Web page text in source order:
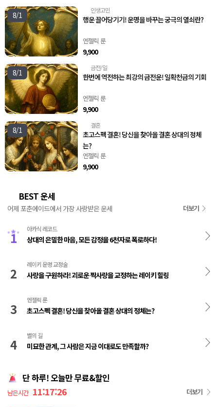
8/1
인생고민
행운 끌어당기기! 운명을 바꾸는 궁극의 열쇠란?
엔젤릭 룬
9,900
8/1
금전/일
한번에 역전하는 최강의 금전운! 일확천금의 기회
엔젤릭 룬
9,900
8/1
결혼
초고스펙 결혼! 당신을 찾아올 결혼 상대의 정체
는?
엔젤릭 룬
9,900
BEST 운세
어제 포춘에이드에서 가장 사랑받은 운세 더보기
1
아카식 레코드
상대의 은밀한 마음, 모든 감정을 6천자로 폭로하다!
2
레이키 운명 교정술
사랑을 구원하라! 괴로운 짝사랑을 교정하는 레이키 힐링
3
엔젤릭 룬
초고스펙 결혼! 당신을 찾아올 결혼 상대의 정체는?
4
별의 길
미묘한 관계, 그 사람은 지금 이대로도 만족할까?
단 하루! 오늘만 무료&할인
남은시간 11:17:26 더보기